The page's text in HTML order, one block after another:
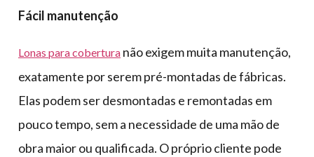
Fácil manutenção
Lonas para cobertura não exigem muita manutenção,
exatamente por serem pré-montadas de fábricas.
Elas podem ser desmontadas e remontadas em
pouco tempo, sem a necessidade de uma mão de
obra maior ou qualificada. O próprio cliente pode